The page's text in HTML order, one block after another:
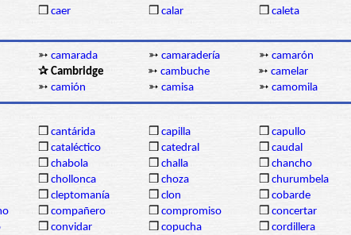
❒ caer ❒ calar ❒ caleta
➳ camarada ➳ camaradería ➳ camarón
✰ Cambridge ➳ cambuche ➳ camelar
➳ camión ➳ camisa ➳ camomila
❒ cantárida ❒ capilla ❒ capullo
❒ cataléctico ❒ catedral ❒ caudal
❒ chabola ❒ challa ❒ chancho
❒ chollonca ❒ choza ❒ churumbela
❒ cleptomanía ❒ clon ❒ cobarde
❒ compañero ❒ compromiso ❒ concertar
❒ convidar ❒ copucha ❒ cordillera